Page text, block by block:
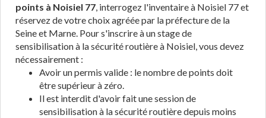
points à Noisiel 77, interrogez l'inventaire à Noisiel 77 et
réservez de votre choix agréée par la préfecture de la
Seine et Marne. Pour s'inscrire à un stage de
sensibilisation à la sécurité routière à Noisiel, vous devez
nécessairement :
Avoir un permis valide : le nombre de points doit
être supérieur à zéro.
Il est interdit d'avoir fait une session de
sensibilisation à la sécurité routière depuis moins